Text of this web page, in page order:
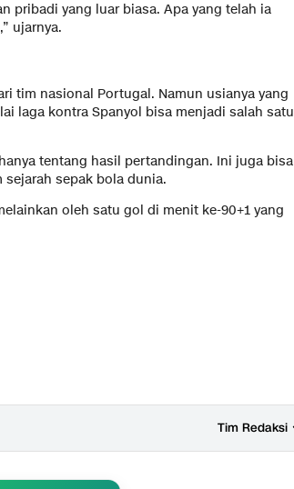
pribadi yang luar biasa. Apa yang telah ia
ujarnya.
tim nasional Portugal. Namun usianya yang
laga kontra Spanyol bisa menjadi salah satu
tentang hasil pertandingan. Ini juga bisa
sepak bola dunia.
oleh satu gol di menit ke-90+1 yang
Tim Redaksi